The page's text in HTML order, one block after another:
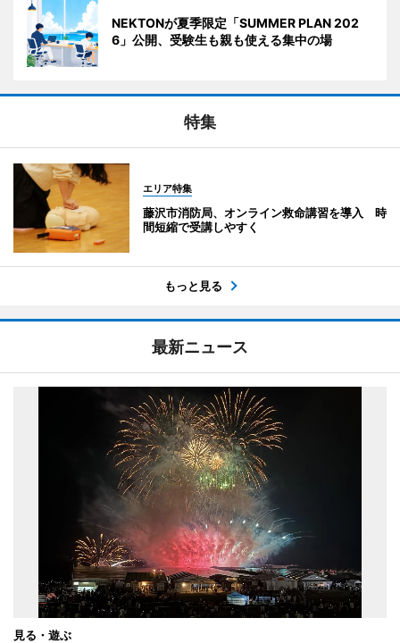
NEKTONが夏季限定「SUMMER PLAN 202
6」公開、受験生も親も使える集中の場
特集
エリア特集
藤沢市消防局、オンライン救命講習を導入 時
間短縮で受講しやすく
もっと見る
最新ニュース
見る・遊ぶ